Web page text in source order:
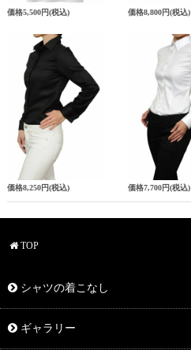
価格5,500円(税込) 価格8,800円(税込)
価格8,250円(税込) 価格7,700円(税込)
TOP
シャツの着こなし
ギャラリー